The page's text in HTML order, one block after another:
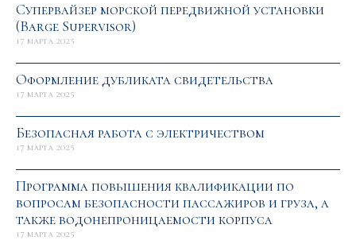
Супервайзер морской передвижной установки
(Barge Supervisor)
17 марта 2025
Оформление дубликата свидетельства
17 марта 2025
Безопасная работа с электричеством
17 марта 2025
Программа повышения квалификации по
вопросам безопасности пассажиров и груза, а
также водонепроницаемости корпуса
17 марта 2025